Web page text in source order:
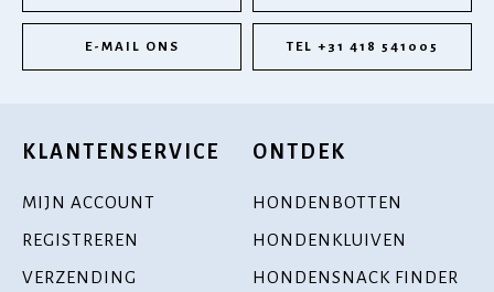
E-MAIL ONS TEL +31 418 541005
KLANTENSERVICE
MIJN ACCOUNT
REGISTREREN
VERZENDING
ONTDEK
HONDENBOTTEN
HONDENKLUIVEN
HONDENSNACK FINDER